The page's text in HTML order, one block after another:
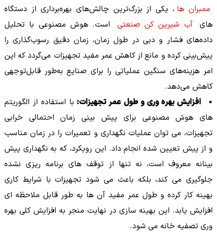
ممبران ها ، یکی از بزرگ‌ترین چالش‌های بهره‌برداری از دستگاه
های آب شیرین کن صنعتی
است. هوش مصنوعی با تحلیل
داده‌های فشار و دبی در طول زمان، زمان دقیق رسوب‌گذاری را
پیش‌بینی کرده و مانع از کاهش عمر مفید تجهیزات می‌گردد که این
امر هزینه‌های سنگین عملیاتی را برای صنایع به‌طور قابل‌توجهی
کاهش می‌دهد.
افزایش بهره وری و طول عمر تجهیزات: با استفاده از الگوریتم
های هوش مصنوعی برای پیش بینی زمان احتمالی خرابی
تجهیزات، می توان عملیات نگهداری و تعمیرات را در زمان مناسب
و از پیش تعیین شده انجام داد. این رویکرد، که به نگهداری پیش
بینانه معروف است، نه تنها از توقف های برنامه ریزی نشده
جلوگیری می کند، بلکه باعث می شود تجهیزات با شرایط کاری
بهینه کار کرده و طول عمر مفید آن ها به طور قابل ملاحظه ای
افزایش یابد. این بهینه سازی در نهایت منجر به افزایش کلی بهره
وری تصفیه خانه می شود.